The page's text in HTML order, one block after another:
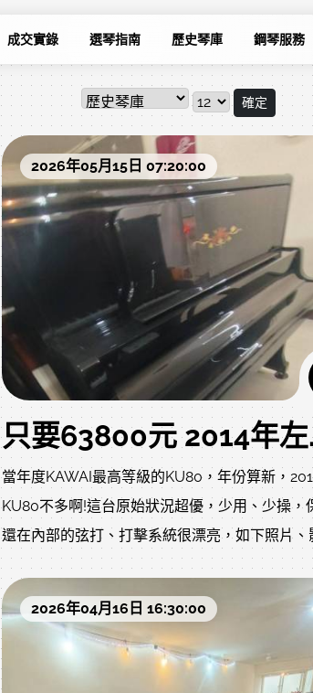
成交實錄 選琴指南 歷史琴庫 鋼琴服務
確定
2026年05月15日 07:20:00
只要63800元
當年度KAWAI最高等級的KU80，年份算新，
KU80不多啊!這台原始狀況超優，少用、少操，
還在內部的弦打、打擊系統很漂亮，如下照片、
2014年左右出廠的KU-80，以中古鋼琴來說，真
頂級機種，當初全新可不便宜啊!有平台鋼琴式超
面台以及緩降裝置再來還有古典美學的 稀有造型
至踏板都有別於一般設計除了這些配置之外，在
號裡這台琴的音色更是無可挑剔低頻飽滿 高頻
2026年04月16日 16:30:00